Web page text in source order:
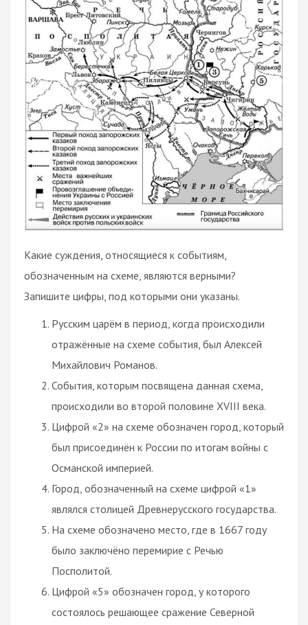
Какие суждения, относящиеся к событиям,
обозначенным на схеме, являются верными?
Запишите цифры, под которыми они указаны.
Русским царём в период, когда происходили
отражённые на схеме события, был Алексей
Михайлович Романов.
События, которым посвящена данная схема,
происходили во второй половине XVIII века.
Цифрой «2» на схеме обозначен город, который
был присоединён к России по итогам войны с
Османской империей.
Город, обозначенный на схеме цифрой «1»
являлся столицей Древнерусского государства.
На схеме обозначено место, где в 1667 году
было заключёно перемирие с Речью
Посполитой.
Цифрой «5» обозначен город, у которого
состоялось решающее сражение Северной